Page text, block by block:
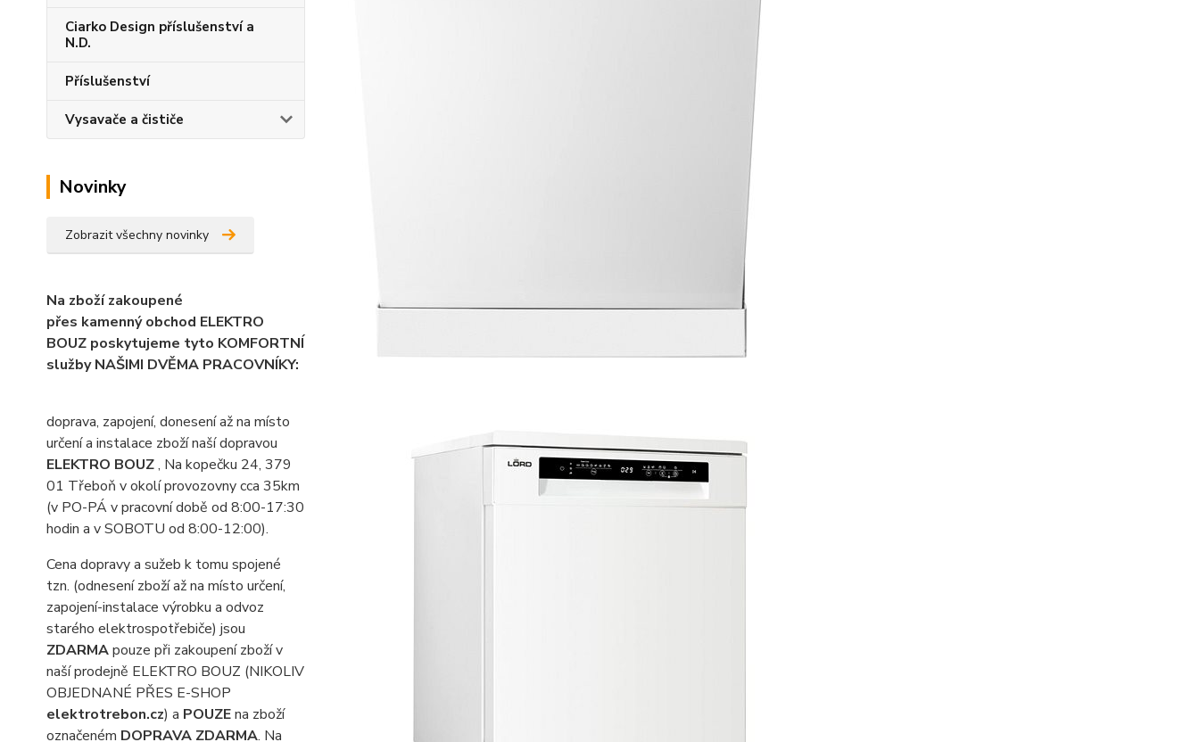
Ciarko Design příslušenství a
N.D.
Příslušenství
Vysavače a čističe
Novinky
Zobrazit všechny novinky
Na zboží zakoupené
přes kamenný obchod ELEKTRO
BOUZ poskytujeme tyto KOMFORTNÍ
služby NAŠIMI DVĚMA PRACOVNÍKY:
doprava, zapojení, donesení až na místo
určení a instalace zboží naší dopravou
ELEKTRO BOUZ, Na kopečku 24, 379
01 Třeboň v okolí provozovny cca 35km
(v PO-PÁ v pracovní době od 8:00-17:30
hodin a v SOBOTU od 8:00-12:00).
Cena dopravy a sužeb k tomu spojené
tzn. (odnesení zboží až na místo určení,
zapojení-instalace výrobku a odvoz
starého elektrospotřebiče) jsou
ZDARMApouze při zakoupení zboží v
naší prodejně ELEKTRO BOUZ (NIKOLIV
OBJEDNANÉ PŘES E-SHOP
elektrotrebon.cz) a POUZEna zboží
označeném DOPRAVA ZDARMA. Na